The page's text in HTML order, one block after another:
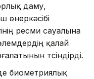
даму,
өнеркәсібі
ресми сауалына
қалай
түсіндірді.
биометриялық